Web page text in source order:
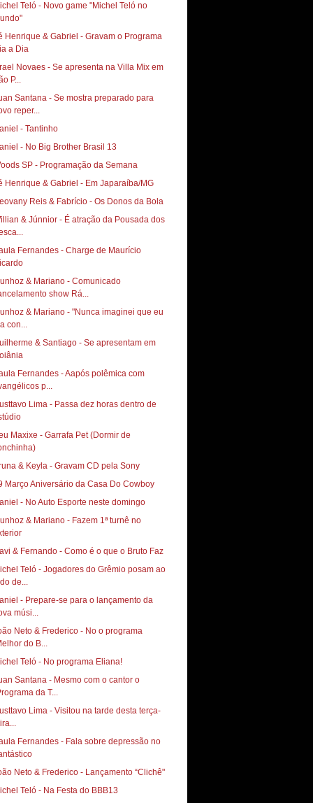
Teló - Novo game "Michel Teló no
Henrique & Gabriel - Gravam o Programa
a Dia
Novaes - Se apresenta na Villa Mix em
P...
Santana - Se mostra preparado para
reper...
- Tantinho
- No Big Brother Brasil 13
SP - Programação da Semana
Henrique & Gabriel - Em Japaraíba/MG
Reis & Fabrício - Os Donos da Bola
& Júnnior - É atração da Pousada dos
Fernandes - Charge de Maurício
& Mariano - Comunicado
show Rá...
& Mariano - "Nunca imaginei que eu
con...
& Santiago - Se apresentam em
Fernandes - Aapós polêmica com
p...
Lima - Passa dez horas dentro de
Maxixe - Garrafa Pet (Dormir de
& Keyla - Gravam CD pela Sony
Março Aniversário da Casa Do Cowboy
- No Auto Esporte neste domingo
& Mariano - Fazem 1ª turnê no
& Fernando - Como é o que o Bruto Faz
Teló - Jogadores do Grêmio posam ao
de...
- Prepare-se para o lançamento da
músi...
Neto & Frederico - No o programa
do B...
Teló - No programa Eliana!
Santana - Mesmo com o cantor o
da T...
Lima - Visitou na tarde desta terça-
Fernandes - Fala sobre depressão no
Neto & Frederico - Lançamento “Clichê"
Teló - Na Festa do BBB13